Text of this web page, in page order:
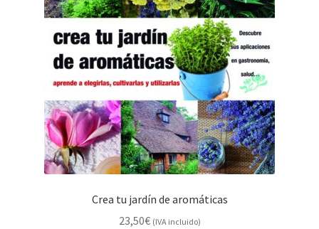
Crea tu jardín de aromáticas
23,50€ (IVA incluido)